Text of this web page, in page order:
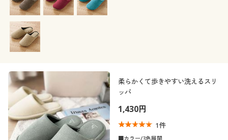
柔らかくて歩きやすい洗えるスリ
ッパ
1,430円
1件
■カラー/3色展開